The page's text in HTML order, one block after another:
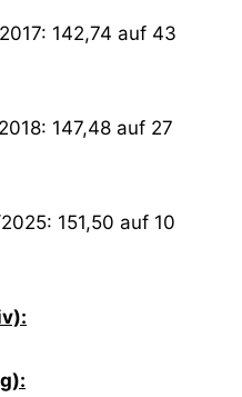
142,74 auf 43
147,48 auf 27
151,50 auf 10